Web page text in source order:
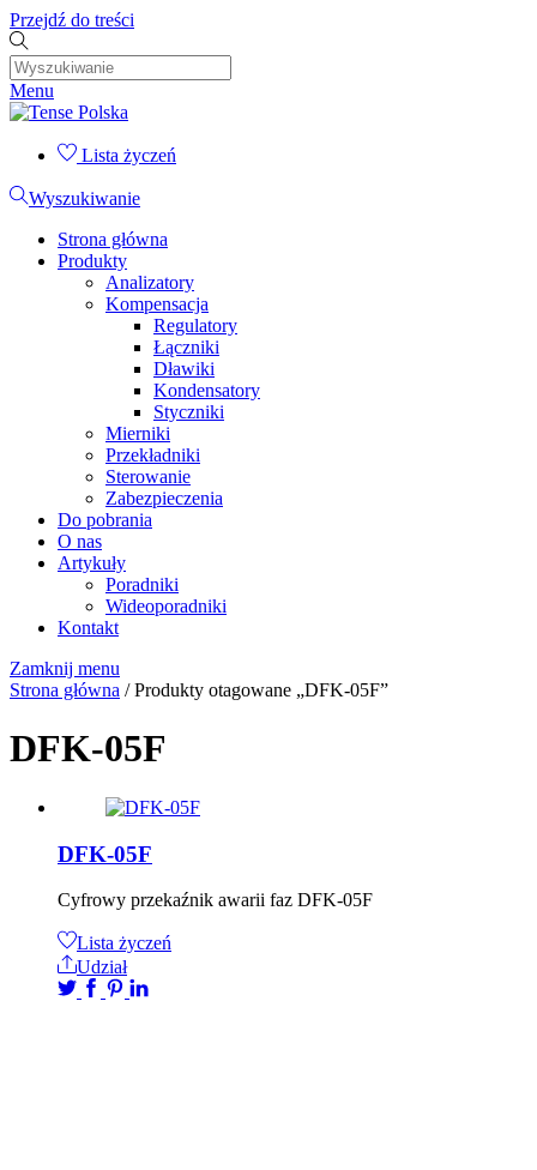
Przejdź do treści
Menu
Lista życzeń
Wyszukiwanie
Strona główna
Produkty
Analizatory
Kompensacja
Regulatory
Łączniki
Dławiki
Kondensatory
Styczniki
Mierniki
Przekładniki
Sterowanie
Zabezpieczenia
Do pobrania
O nas
Artykuły
Poradniki
Wideoporadniki
Kontakt
Zamknij menu
Strona główna / Produkty otagowane „DFK-05F”
DFK-05F
DFK-05F
Cyfrowy przekaźnik awarii faz DFK-05F
Lista życzeń
Udział